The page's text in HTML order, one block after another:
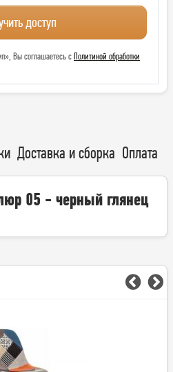
доступ
Вы соглашаетесь сПолитикой обработки
Доставка и сборка Оплата
05 - черный глянец